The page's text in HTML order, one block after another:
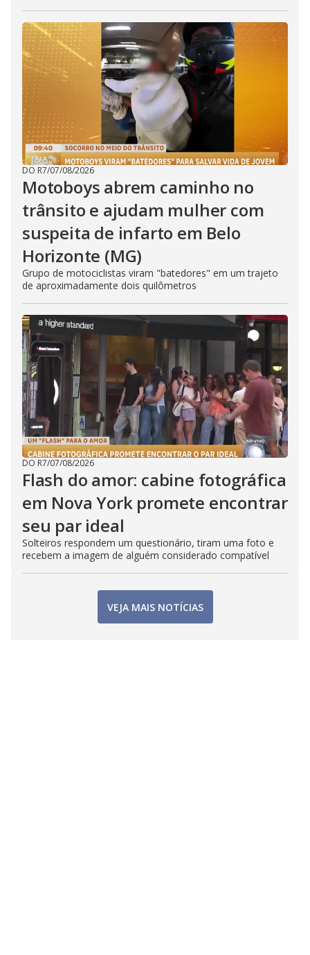
DO R7/07/08/2026
Motoboys abrem caminho no
trânsito e ajudam mulher com
suspeita de infarto em Belo
Horizonte (MG)
Grupo de motociclistas viram "batedores" em um trajeto
de aproximadamente dois quilômetros
DO R7/07/08/2026
Flash do amor: cabine fotográfica
em Nova York promete encontrar
seu par ideal
Solteiros respondem um questionário, tiram uma foto e
recebem a imagem de alguém considerado compatível
VEJA MAIS NOTÍCIAS